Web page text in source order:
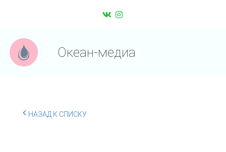
Океан-медиа
НАЗАД К СПИСКУ